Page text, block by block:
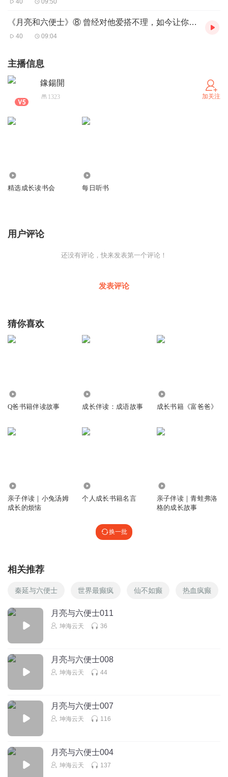
40 09:50
《月亮和六便士》⑧ 曾经对他爱搭不理，如今让你高攀不起
40 09:04
主播信息
鐌鍚開
1323 加关注
精选成长读书会 每日听书
用户评论
还没有评论，快来发表第一个评论！
发表评论
猜你喜欢
Q爸书籍伴读故事 成长伴读：成语故事 成长书籍《富爸爸》
亲子伴读｜小兔汤姆
成长的烦恼
个人成长书籍名言
亲子伴读｜青蛙弗洛
格的成长故事
换一批
相关推荐
秦延与六便士 世界最癫疯 仙不如癫 热血疯癫
月亮与六便士011
坤海云天 36
月亮与六便士008
坤海云天 44
月亮与六便士007
坤海云天 116
月亮与六便士004
坤海云天 137